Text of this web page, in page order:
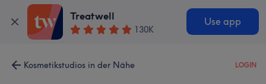
Treatwell
130K
Use app
Kosmetikstudios in der Nähe LOGIN